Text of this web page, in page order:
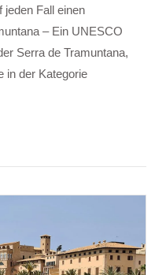
jeden Fall einen
– Ein UNESCO
Serra de Tramuntana,
in der Kategorie